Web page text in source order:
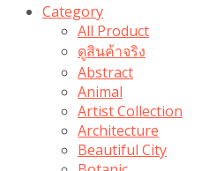
Category
All Product
ดูสินค้าจริง
Abstract
Animal
Artist Collection
Architecture
Beautiful City